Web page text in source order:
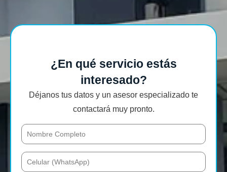
¿En qué servicio estás
interesado?
Déjanos tus datos y un asesor especializado te
contactará muy pronto.